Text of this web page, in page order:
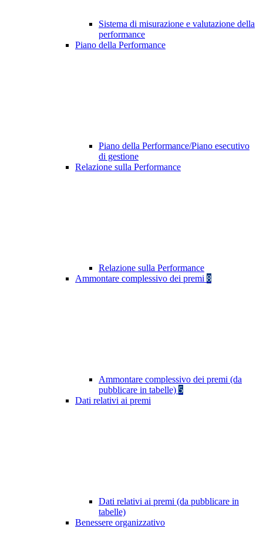
Sistema di misurazione e valutazione della
performance
Piano della Performance
Piano della Performance/Piano esecutivo
di gestione
Relazione sulla Performance
Relazione sulla Performance
Ammontare complessivo dei premi 8
Ammontare complessivo dei premi (da
pubblicare in tabelle) 5
Dati relativi ai premi
Dati relativi ai premi (da pubblicare in
tabelle)
Benessere organizzativo